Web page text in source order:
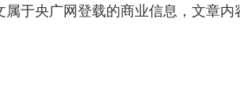
属于央广网登载的商业信息，文章